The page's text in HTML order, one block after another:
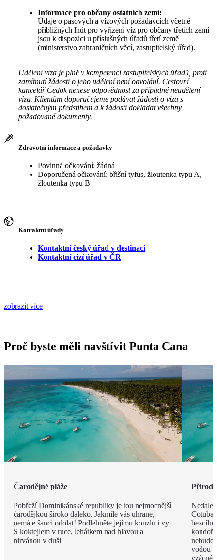
Informace pro občany ostatních zemí:
Údaje o pasových a vízových požadavcích včetně
přibližných lhůt pro vyřízení víz pro občany třetích zemí
jsou k dispozici u příslušných úřadů třetí země
(ministerstvo zahraničních věcí, zastupitelský úřad).
Udělení víza je plně v kompetenci zastupitelských úřadů, proti
zamítnutí žádosti o jeho udělení není odvolání. Cestovní
kancelář Čedok nenese odpovědnost za případné neudělení
víza. Klientům doporučujeme podávat žádosti o víza s
dostatečným předstihem a k žádosti dokládat všechny
požadované dokumenty.
Zdravotní informace a požadavky
Povinná očkování: žádná
Doporučená očkování: břišní tyfus, žloutenka typu A,
žloutenka typu B
Kontaktní úřady
Kontaktní český úřad v destinaci
Kontaktní cizí úřad v ČR
zobrazit více
Proč byste měli navštívit Punta Cana
Čarodějné pláže
Pobřeží Dominikánské republiky je tou nejmocnější
čarodějkou široko daleko. Jakmile vás uhrane,
nemáte šanci odolat! Podlehněte jejímu kouzlu i vy.
S koktejlem v ruce, lehátkem nad hlavou a
nirvánou v duši.
vodou